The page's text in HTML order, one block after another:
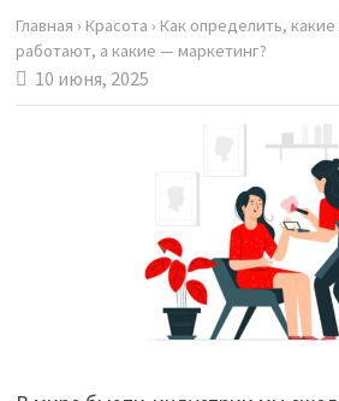
Главная › Красота › Как определить,
работают, а какие — маркетинг?
10 июня, 2025